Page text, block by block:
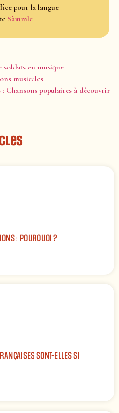
pour la langue
Sàmmle
soldats en musique
musicales
Chansons populaires à découvrir
: POURQUOI ?
SONT-ELLES SI